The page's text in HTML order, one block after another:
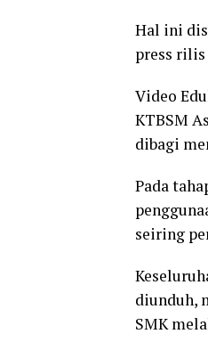
Hal ini
press
Video
KTBSM
dibagi
Pada
seiring
diunduh,
SMK